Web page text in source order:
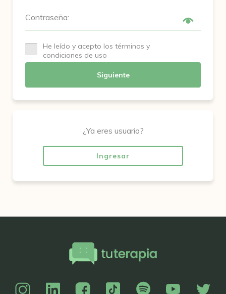
Contraseña:
He leído y acepto los términos y
condiciones de uso
Siguiente
¿Ya eres usuario?
Ingresar